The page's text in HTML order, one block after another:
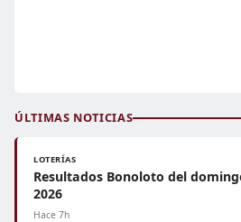
ÚLTIMAS NOTICIAS
LOTERÍAS
Resultados Bonoloto del
2026
Hace 7h